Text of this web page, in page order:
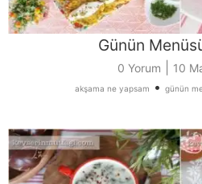
Günün
0 Yorum 10
akşama ne yapsam • günün